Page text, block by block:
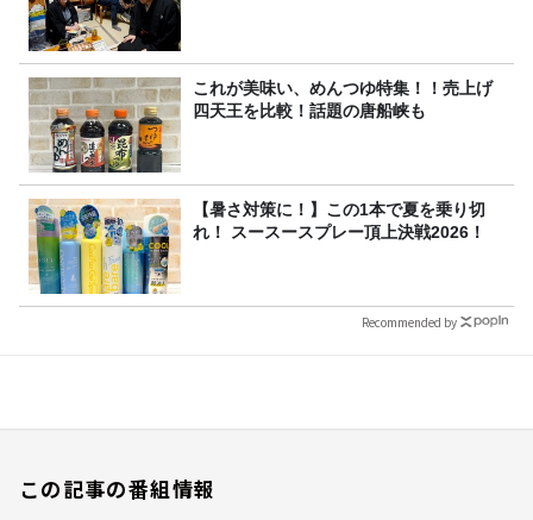
これが美味い、めんつゆ特集！！売上げ
四天王を比較！話題の唐船峡も
【暑さ対策に！】この1本で夏を乗り切
れ！ スースースプレー頂上決戦2026！
Recommended by
この記事の番組情報